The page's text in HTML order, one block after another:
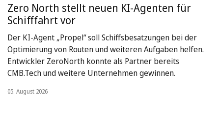
Zero North stellt neuen KI-Agenten für
Schifffahrt vor
Der KI-Agent „Propel“ soll Schiffsbesatzungen bei der
Optimierung von Routen und weiteren Aufgaben helfen.
Entwickler ZeroNorth konnte als Partner bereits
CMB.Tech und weitere Unternehmen gewinnen.
05. August 2026